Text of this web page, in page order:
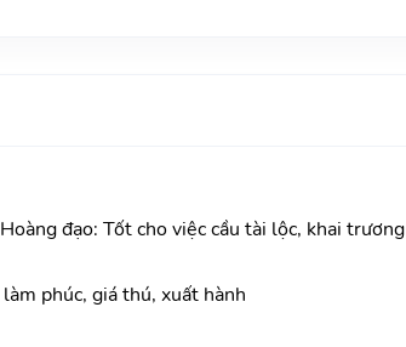
đạo: Tốt cho việc cầu tài lộc, khai trương
phúc, giá thú, xuất hành